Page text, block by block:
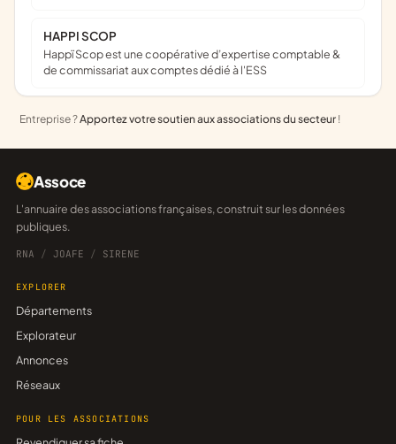
HAPPI SCOP
Happï Scop est une coopérative d’expertise comptable &
de commissariat aux comptes dédié à l'ESS
Entreprise ?Apportez votre soutien aux associations du secteur !
Assoce
L'annuaire des associations françaises, construit sur les données
publiques.
RNA / JOAFE / SIRENE
EXPLORER
Départements
Explorateur
Annonces
Réseaux
POUR LES ASSOCIATIONS